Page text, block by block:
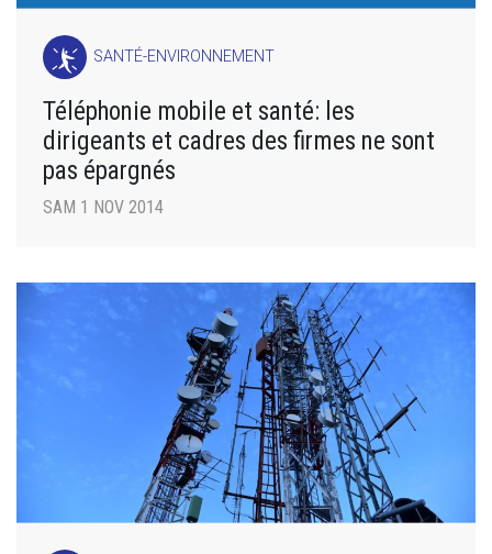
SANTÉ-ENVIRONNEMENT
Téléphonie mobile et santé: les
dirigeants et cadres des firmes ne sont
pas épargnés
SAM 1 NOV 2014